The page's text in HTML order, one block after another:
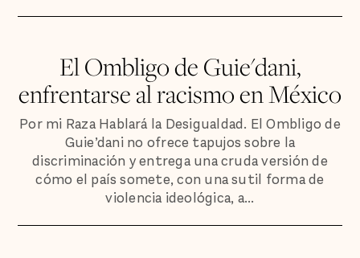
El Ombligo de Guie'dani,
enfrentarse al racismo en México
Por mi Raza Hablará la Desigualdad. El Ombligo de
Guie’dani no ofrece tapujos sobre la
discriminación y entrega una cruda versión de
cómo el país somete, con una sutil forma de
violencia ideológica, a...